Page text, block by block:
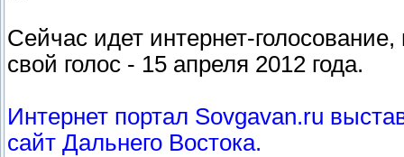
Сейчас идет интернет-
свой голос - 15 апреля 2012 года.
Интернет портал Sovgavan.ru
сайт Дальнего Востока.